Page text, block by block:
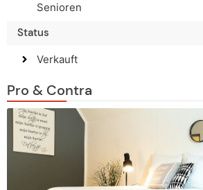
Senioren
Status
Verkauft
Pro & Contra